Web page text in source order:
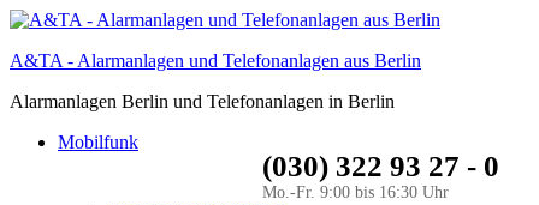
A&TA - Alarmanlagen und Telefonanlagen aus Berlin
Alarmanlagen Berlin und Telefonanlagen in Berlin
(030) 322 93 27 - 0
Mo.-Fr. 9:00 bis 16:30 Uhr
Mobilfunk